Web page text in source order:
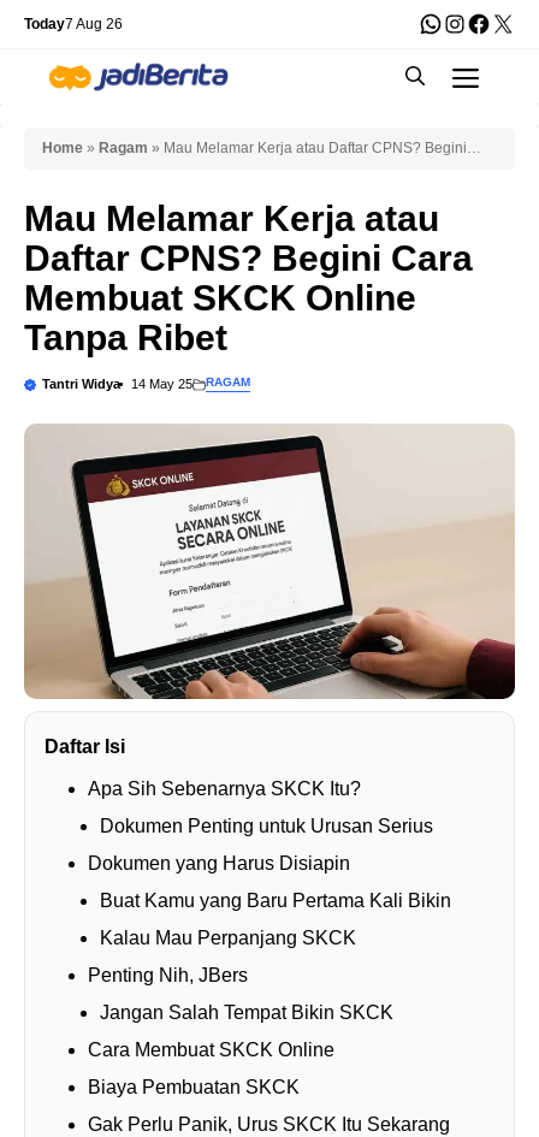
Skip
content
Today7 Aug 26 WhatsApp
X
Home » Ragam » Mau Melamar Kerja atau Daftar CPNS? Begini
Mau Melamar Kerja atau
Daftar CPNS? Begini Cara
Membuat SKCK Online
Tanpa Ribet
Tantri Widya 14 May 25 RAGAM
Daftar Isi
Apa Sih Sebenarnya SKCK Itu?
Dokumen Penting untuk Urusan Serius
Dokumen yang Harus Disiapin
Buat Kamu yang Baru Pertama Kali Bikin
Kalau Mau Perpanjang SKCK
Penting Nih, JBers
Jangan Salah Tempat Bikin SKCK
Cara Membuat SKCK Online
Biaya Pembuatan SKCK
Gak Perlu Panik, Urus SKCK Itu Sekarang